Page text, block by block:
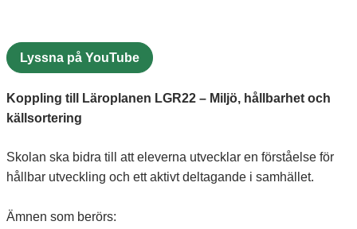
Lyssna på YouTube
Koppling till Läroplanen LGR22 – Miljö, hållbarhet och
källsortering
Skolan ska bidra till att eleverna utvecklar en förståelse för
hållbar utveckling och ett aktivt deltagande i samhället.
Ämnen som berörs: